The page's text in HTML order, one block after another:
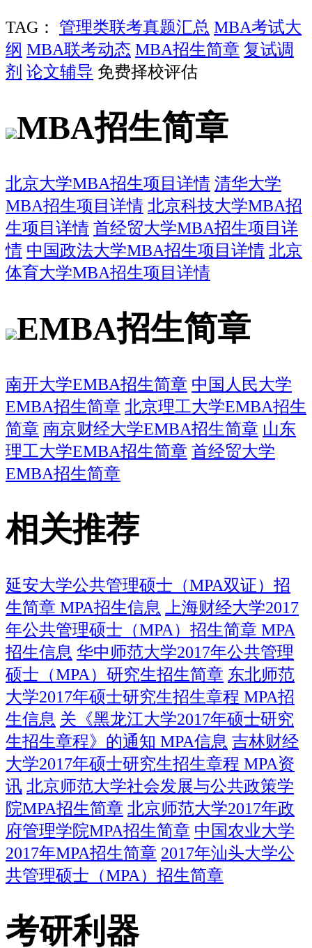
TAG： 管理类联考真题汇总 MBA考试大
纲 MBA联考动态 MBA招生简章 复试调
剂 论文辅导 免费择校评估
MBA招生简章
北京大学MBA招生项目详情 清华大学
MBA招生项目详情 北京科技大学MBA招
生项目详情 首经贸大学MBA招生项目详
情 中国政法大学MBA招生项目详情 北京
体育大学MBA招生项目详情
EMBA招生简章
南开大学EMBA招生简章 中国人民大学
EMBA招生简章 北京理工大学EMBA招生
简章 南京财经大学EMBA招生简章 山东
理工大学EMBA招生简章 首经贸大学
EMBA招生简章
相关推荐
延安大学公共管理硕士（MPA双证）招
生简章 MPA招生信息
上海财经大学2017
年公共管理硕士（MPA）招生简章 MPA
招生信息 华中师范大学2017年公共管理
硕士（MPA）研究生招生简章 东北师范
大学2017年硕士研究生招生章程 MPA招
生信息 关《黑龙江大学2017年硕士研究
生招生章程》的通知 MPA信息 吉林财经
大学2017年硕士研究生招生章程 MPA资
讯 北京师范大学社会发展与公共政策学
院MPA招生简章 北京师范大学2017年政
府管理学院MPA招生简章 中国农业大学
2017年MPA招生简章 2017年汕头大学公
共管理硕士（MPA）招生简章
考研利器